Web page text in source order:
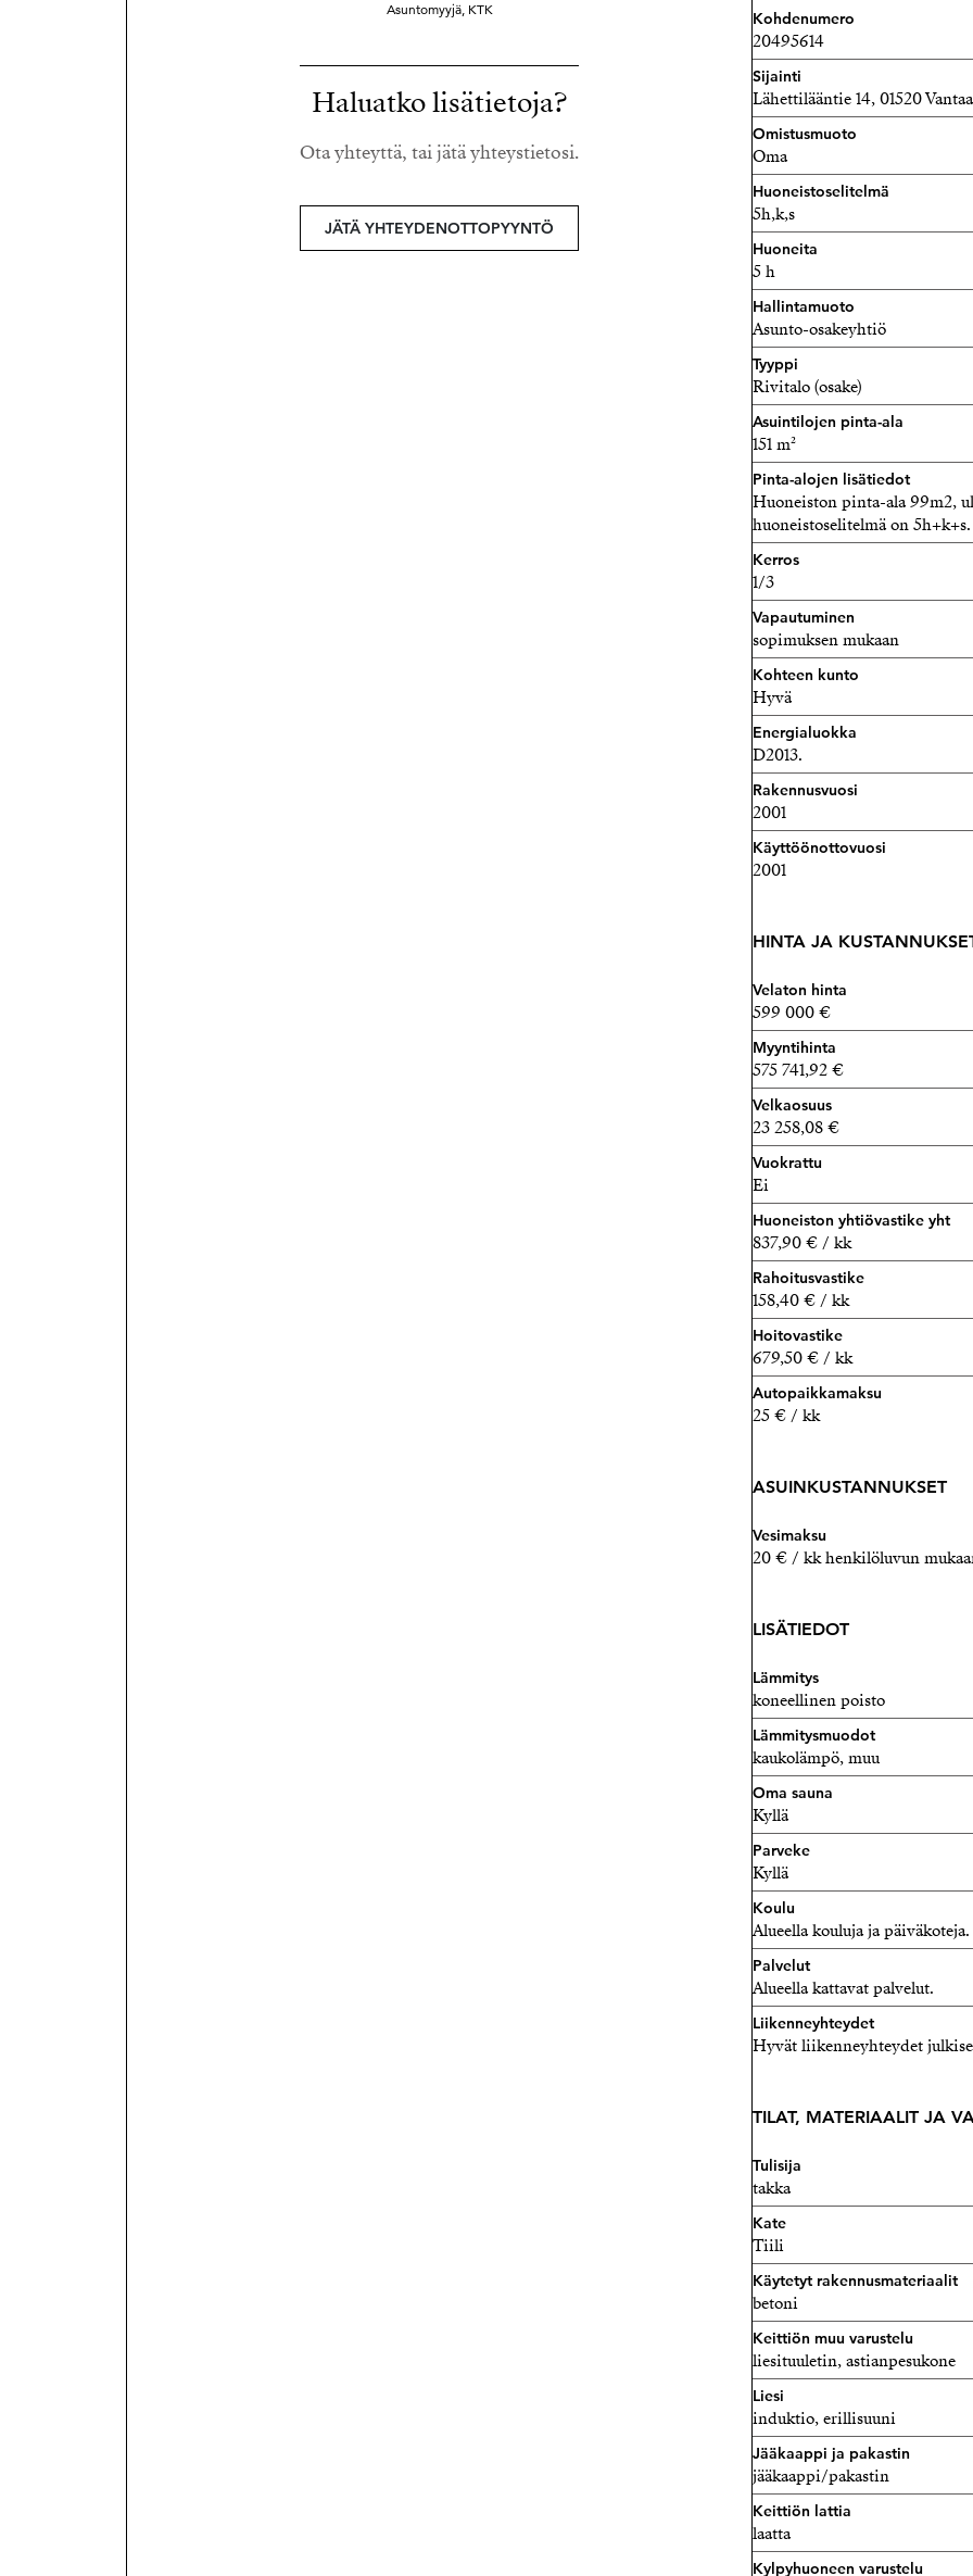
Asuntomyyjä, KTK
Haluatko lisätietoja?
Ota yhteyttä, tai jätä yhteystietosi.
JÄTÄ YHTEYDENOTTOPYYNTÖ
Lisätiedot ja esittelyt:
Peppi Martas
Strand Properties Oy
040 867 8166 -
Kohdenumero
20495614
Sijainti
Lähettilääntie 14, 01520 Vantaa
Omistusmuoto
Oma
Huoneistoselitelmä
5h,k,s
Huoneita
5 h
Hallintamuoto
Asunto-osakeyhtiö
Tyyppi
Rivitalo (osake)
Asuintilojen pinta-ala
151 m²
Pinta-alojen lisätiedot
Huoneiston pinta-ala 99m2,
huoneistoselitelmä on 5h+k+s.
Kerros
1/3
Vapautuminen
sopimuksen mukaan
Kohteen kunto
Hyvä
Energialuokka
D2013.
Rakennusvuosi
2001
Käyttöönottovuosi
2001
HINTA JA
Velaton hinta
599 000 €
Myyntihinta
575 741,92 €
Velkaosuus
23 258,08 €
Vuokrattu
Ei
Huoneiston yhtiövastike yht
837,90 € / kk
Rahoitusvastike
158,40 € / kk
Hoitovastike
679,50 € / kk
Autopaikkamaksu
25 € / kk
ASUINKUSTANNUKSET
Vesimaksu
20 € / kk henkilöluvun
LISÄTIEDOT
Lämmitys
koneellinen poisto
Lämmitysmuodot
kaukolämpö, muu
Oma sauna
Kyllä
Parveke
Kyllä
Koulu
Alueella kouluja ja päiväkoteja.
Palvelut
Alueella kattavat palvelut.
Liikenneyhteydet
Hyvät liikenneyhteydet
TILAT, MATERIAALIT JA
Tulisija
takka
Kate
Tiili
Käytetyt rakennusmateriaalit
betoni
Keittiön muu varustelu
liesituuletin, astianpesukone
Liesi
induktio, erillisuuni
Jääkaappi ja pakastin
jääkaappi/pakastin
Keittiön lattia
laatta
Kylpyhuoneen varustelu